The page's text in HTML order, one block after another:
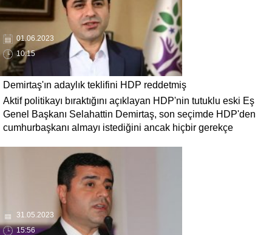
01.06.2023
10:15
Demirtaş'ın adaylık teklifini HDP reddetmiş
Aktif politikayı bıraktığını açıklayan HDP'nin tutuklu eski Eş
Genel Başkanı Selahattin Demirtaş, son seçimde HDP'den
cumhurbaşkanı almayı istediğini ancak hiçbir gerekçe
31.05.2023
15:56